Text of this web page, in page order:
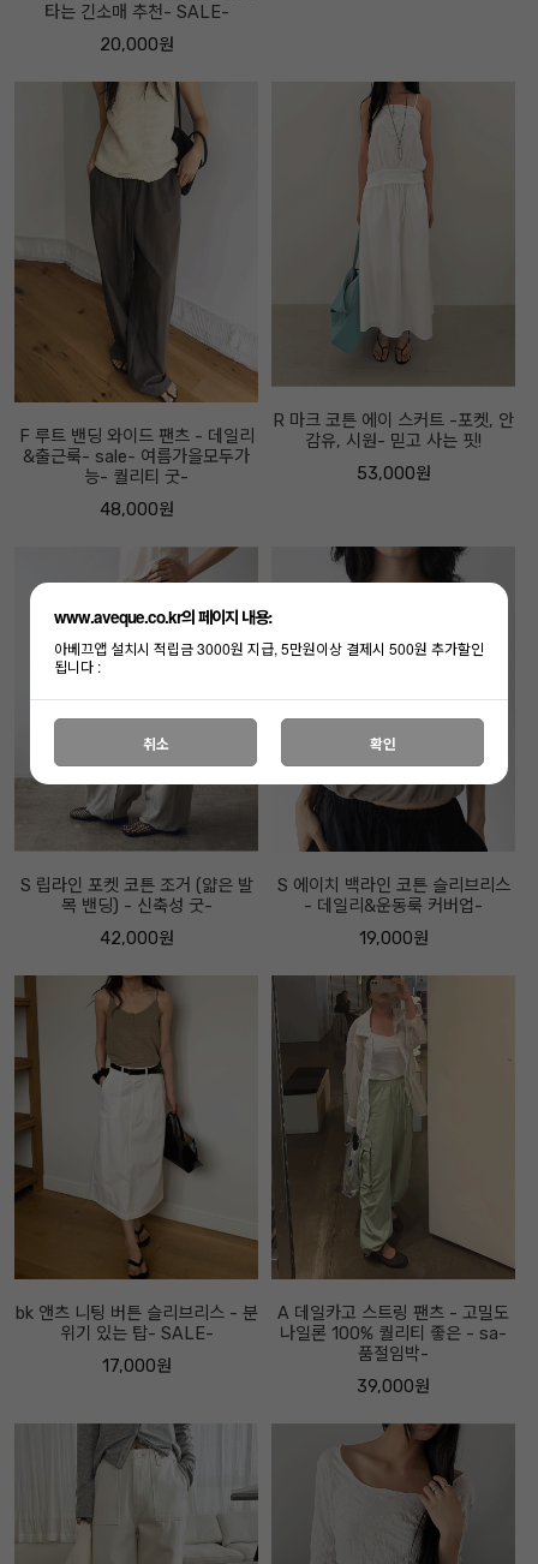
타는 긴소매 추천- SALE-
20,000원
F 루트 밴딩 와이드 팬츠 - 데일리
&출근룩- sale- 여름가을모두가
능- 퀄리티 굿-
48,000원
R 마크 코튼 에이 스커트 -포켓, 안
감유, 시원- 믿고 사는 핏!
53,000원
S 립라인 포켓 코튼 조거 (얇은 발
목 밴딩) - 신축성 굿-
42,000원
S 에이치 백라인 코튼 슬리브리스
- 데일리&운동룩 커버업-
19,000원
bk 앤츠 니팅 버튼 슬리브리스 - 분
위기 있는 탑- SALE-
17,000원
A 데일카고 스트링 팬츠 - 고밀도
나일론 100% 퀄리티 좋은 - sa-
품절임박-
39,000원
www.aveque.co.kr의 페이지 내용:
아베끄앱 설치시 적립금 3000원 지급, 5만원이상 결제시 500원 추가할인
됩니다 :
취소 확인